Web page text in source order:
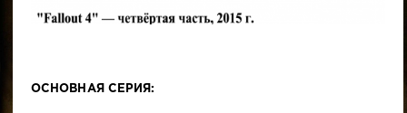
ОСНОВНАЯ СЕРИЯ: